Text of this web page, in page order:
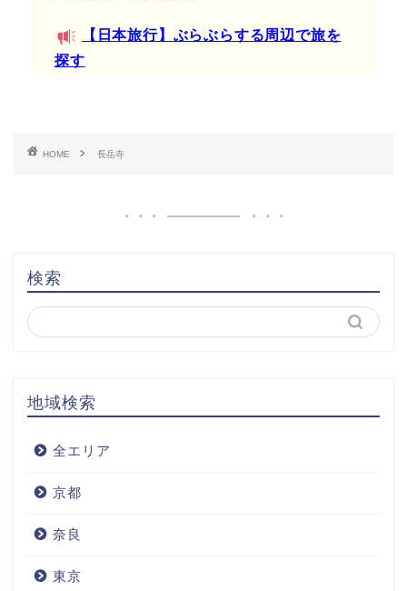
【日本旅行】ぶらぶらする周辺で旅を
探す
HOME 長岳寺
検索
地域検索
全エリア
京都
奈良
東京